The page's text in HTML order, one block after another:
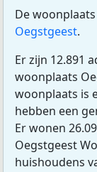
De
Oegstgeest.
Er zijn 12.891
woonplaats
woonplaats is
hebben een
Er wonen
Oegstgeest
huishoudens